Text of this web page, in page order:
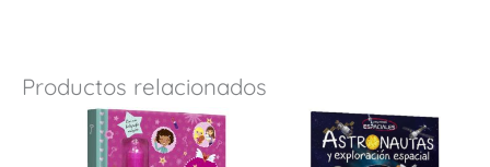
Productos relacionados